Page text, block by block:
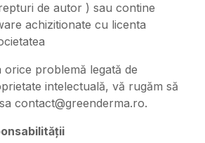
de autor ) sau contine
achizitionate cu licenta
problemă legată de
intelectuală, vă rugăm să
contact@greenderma.ro.